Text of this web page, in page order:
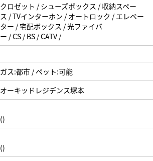
クロゼット / シューズボックス / 収納スペー
ス / TVインターホン / オートロック / エレベー
ター / 宅配ボックス / 光ファイバ
ー / CS / BS / CATV /
ガス:都市 / ペット:可能
オーキッドレジデンス塚本
()
()